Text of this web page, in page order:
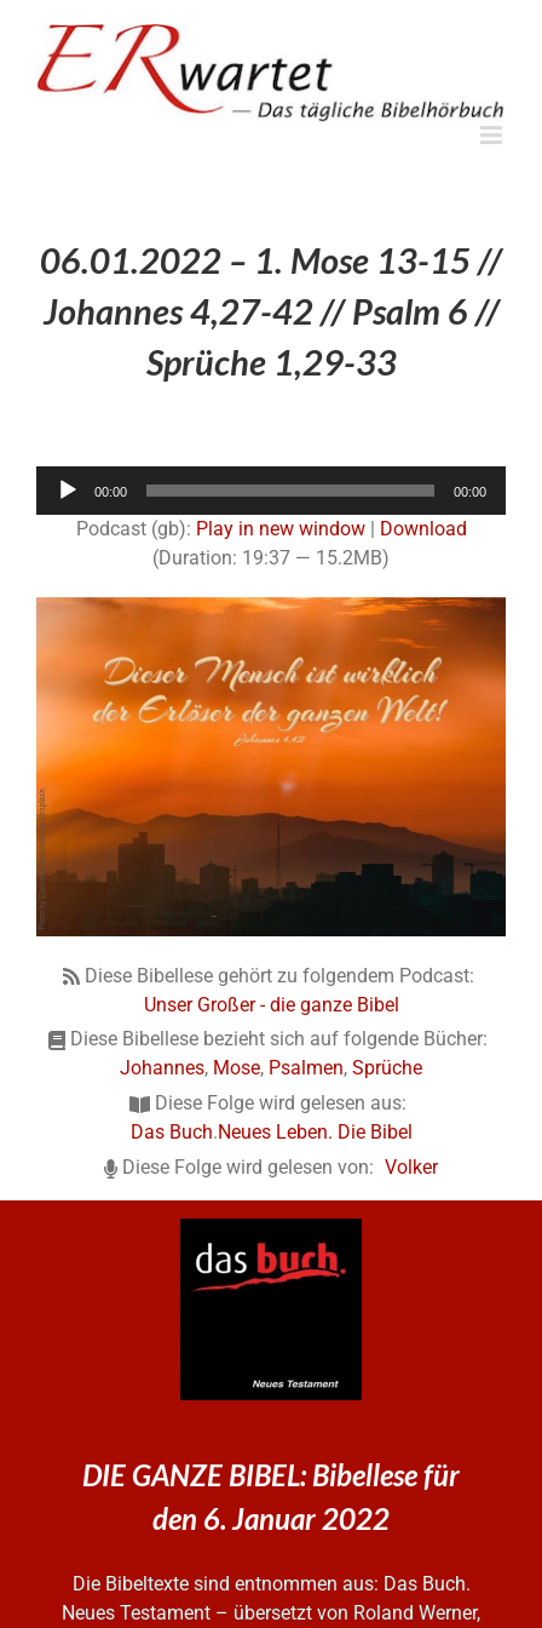
springen
06.01.2022 – 1. Mose 13-15 //
Johannes 4,27-42 // Psalm 6 //
Sprüche 1,29-33
Audio-
00:00 00:00
Podcast (gb): Play in new window|
Download
(Duration: 19:37 — 15.2MB)
Diese Bibellese gehört zu folgendem Podcast:
Unser Großer - die ganze Bibel
Diese Bibellese bezieht sich auf folgende Bücher:
Johannes, Mose, Psalmen, Sprüche
Diese Folge wird gelesen aus:
Das Buch.Neues Leben. Die Bibel
Diese Folge wird gelesen von: Volker
DIE GANZE BIBEL: Bibellese für
den 6. Januar 2022
Die Bibeltexte sind entnommen aus: Das Buch.
Neues Testament – übersetzt von Roland Werner,